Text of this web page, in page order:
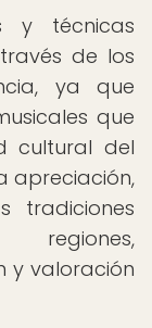
y técnicas
de los
ya que
que
cultural del
apreciación,
tradiciones
y valoración